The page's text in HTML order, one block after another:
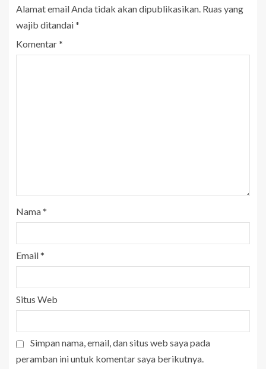
Alamat email Anda tidak akan dipublikasikan. Ruas yang
wajib ditandai*
Komentar*
Nama*
Email*
Situs Web
Simpan nama, email, dan situs web saya pada
peramban ini untuk komentar saya berikutnya.